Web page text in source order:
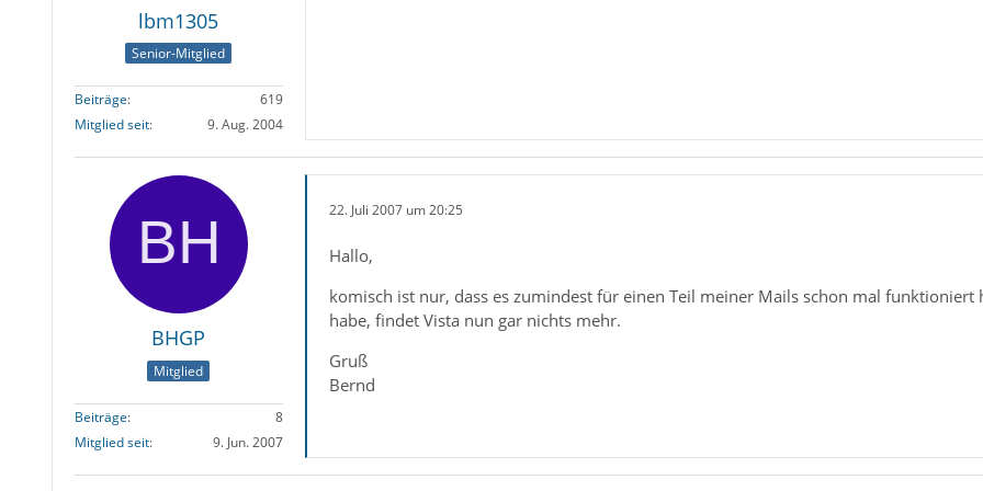
lbm1305
Senior-Mitglied
Beiträge
619
Mitglied seit
9. Aug. 2004
BHGP
Mitglied
Beiträge
8
Mitglied seit
9. Jun. 2007
22. Juli 2007 um 20:25
Hallo,
komisch ist nur, dass es zumindest für einen Teil meiner Mails schon mal
habe, findet Vista nun gar nichts mehr.
Gruß
Bernd